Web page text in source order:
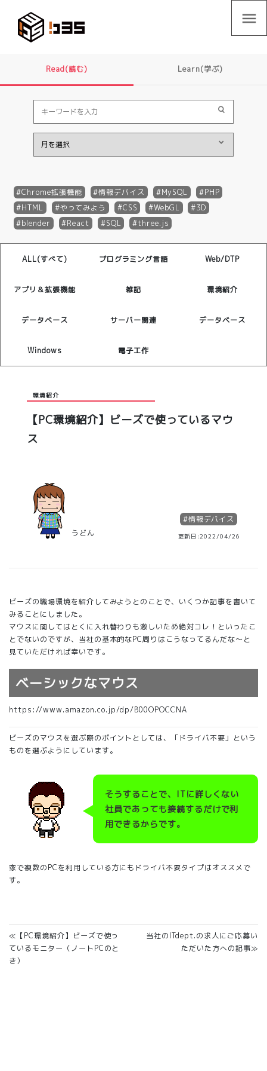
menu
Read(読む) Learn(学ぶ)
Chrome拡張機能 情報デバイス MySQL
PHP
HTML
やってみよう CSS WebGL
3D
blender
React SQL three.js
ALL(すべて) プログラミング言語 Web/DTP
アプリ＆拡張機能 雑記 環境紹介
データベース サーバー関連 データベース
Windows 電子工作
環境紹介
【PC環境紹介】ビーズで使っているマウ
ス
うどん
#情報デバイス
更新日:2022/04/26
ビーズの職場環境を紹介してみようとのことで、いくつか記事を書いて
みることにしました。
マウスに関してはとくに入れ替わりも激しいため絶対コレ！といったこ
とでないのですが、当社の基本的なPC周りはこうなってるんだな～と
見ていただければ幸いです。
ベーシックなマウス
https://www.amazon.co.jp/dp/B00OPOCCNA
ビーズのマウスを選ぶ際のポイントとしては、「ドライバ不要」という
ものを選ぶようにしています。
そうすることで、ITに詳しくない
社員であっても接続するだけで利
用できるからです。
家で複数のPCを利用している方にもドライバ不要タイプはオススメで
す。
≪【PC環境紹介】ビーズで使っ
ているモニター（ノートPCのと
き）
当社のITdept.の求人にご応募い
ただいた方への記事≫